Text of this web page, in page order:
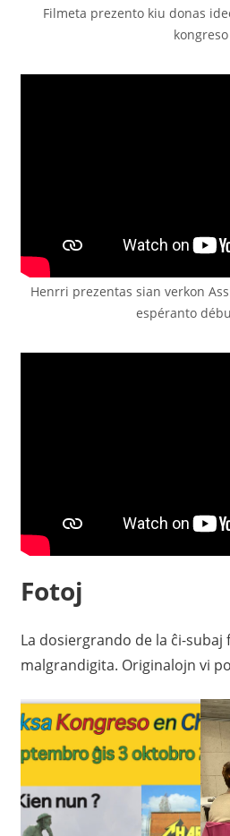
Filmeta prezento kiu donas
kongreso
Henrri prezentas sian verkon
espéranto
Fotoj
La dosiergrando de la ĉi-subaj
malgrandigita. Originalojn vi